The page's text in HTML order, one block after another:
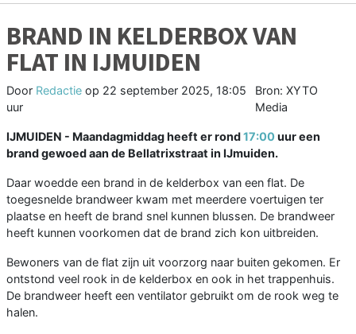
BRAND IN KELDERBOX VAN
FLAT IN IJMUIDEN
Door Redactie op 22 september 2025, 18:05
uur
Bron: XYTO
Media
IJMUIDEN - Maandagmiddag heeft er rond17:00 uur een
brand gewoed aan de Bellatrixstraat in IJmuiden.
Daar woedde een brand in de kelderbox van een flat. De
toegesnelde brandweer kwam met meerdere voertuigen ter
plaatse en heeft de brand snel kunnen blussen. De brandweer
heeft kunnen voorkomen dat de brand zich kon uitbreiden.
Bewoners van de flat zijn uit voorzorg naar buiten gekomen. Er
ontstond veel rook in de kelderbox en ook in het trappenhuis.
De brandweer heeft een ventilator gebruikt om de rook weg te
halen.